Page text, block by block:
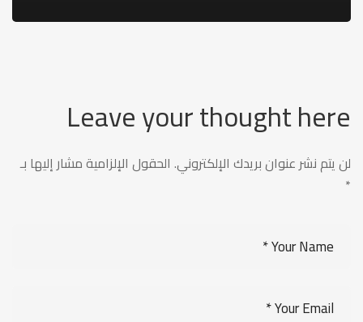
Leave your thought here
لن يتم نشر عنوان بريدك الإلكتروني. الحقول الإلزامية مشار إليها بـ
*